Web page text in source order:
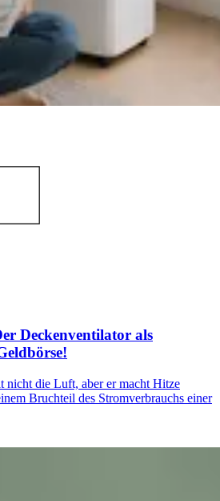
Deckenventilator als
nicht die Luft, aber er macht Hitze
Bruchteil des Stromverbrauchs einer